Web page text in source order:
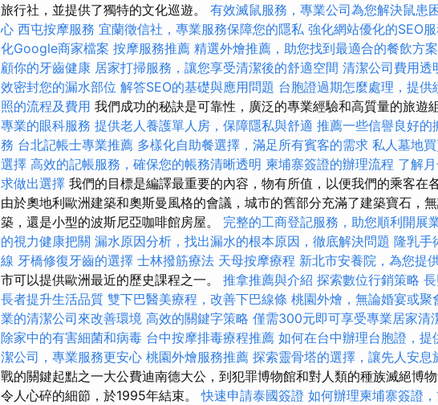
旅行社，並提供了獨特的文化巡遊。 有效滅鼠服務，專業公司為您解決鼠患
心 西屯按摩服務 宜蘭徵信社，專業服務保障您的隱私 強化網站優化的SEO
化Google商家檔案 按摩服務推薦 精選外燴推薦，助您找到最適合的餐飲方案
顧你的牙齒健康 居家打掃服務，讓您享受清潔後的舒適空間 清潔公司費用透
效密封您的漏水部位 解答SEO的基礎與應用問題 台胞證過期怎麼處理，提供
照的流程及費用 我們成功的秘訣是可靠性，廣泛的專業經驗和高質量的旅遊
專業的眼科服務 提供老人養護單人房，保障隱私與舒適 推薦一些信譽良好的
務 台北記帳士專業推薦 多樣化自助餐選擇，滿足所有賓客的需求 私人墓地
選擇 高效的記帳服務，確保您的帳務清晰透明 柬埔寨簽證的辦理流程 了解
求做出選擇 我們的目標是編譯最重要的內容，物有所值，以便我們的乘客在
由於奧地利歐洲建築和奧斯曼風格的會議，城市的舊部分充滿了建築寶石，
築，還是小型的波斯尼亞咖啡館房屋。 完整的工商登記服務，助您順利開展
的視力健康把關 漏水原因分析，找出漏水的根本原因，徹底解決問題 隆乳手
線 牙橋修復牙齒的選擇 士林撥筋療法 天母按摩療程 新北市安養院，為您提
市可以提供歐洲最近的歷史課程之一。 推拿推薦與介紹 探索數位行銷策略
長者提升生活品質 雙下巴醫美療程，改善下巴線條 桃園外燴，無論婚宴或聚
業的清潔公司來改善環境 高效的關鍵字策略 僅需300元即可享受專業居家清
除家中的有害細菌和病毒 台中按摩排毒療程推薦 如何在台中辦理台胞證，提
潔公司，專業服務更安心 桃園外燴服務推薦 探索靈骨塔的選擇，讓先人安息
戰的關鍵起點之一大公費迪南德大公，到犯罪博物館和對人類的種族滅絕博
令人心碎的細節，於1995年結束。快速申請泰國簽證 如何辦理柬埔寨簽證